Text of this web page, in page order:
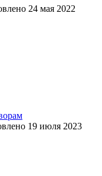
24 мая 2022
19 июля 2023